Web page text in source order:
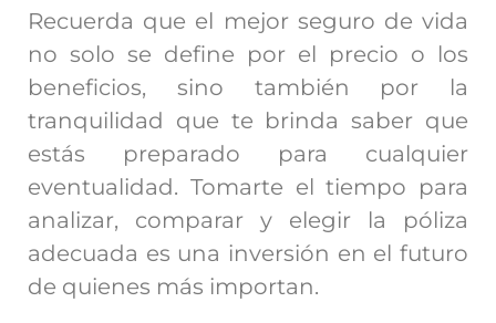
Recuerda que el mejor seguro de vida
no solo se define por el precio o los
beneficios, sino también por la
tranquilidad que te brinda saber que
estás preparado para cualquier
eventualidad. Tomarte el tiempo para
analizar, comparar y elegir la póliza
adecuada es una inversión en el futuro
de quienes más importan.